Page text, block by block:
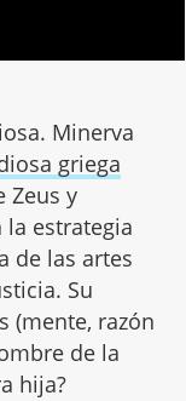
Minerva
griega
Zeus y
la estrategia
de las artes
Su
(mente, razón
de la
hija?